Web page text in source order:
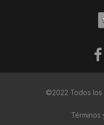
©2022 Todos
Términos